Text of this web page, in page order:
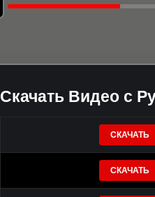
Скачать Видео с
СКАЧАТЬ
СКАЧАТЬ